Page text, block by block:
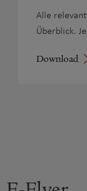
Alle
Überblick.
Download